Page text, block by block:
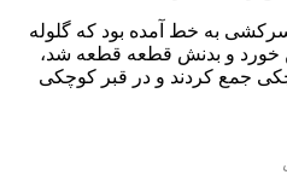
دی سال ۶۵ برای سرکشی به خط آمده بود که گلوله
خورد و بدنش قطعه قطعه شد،
جمع کردند و در قبر کوچکی